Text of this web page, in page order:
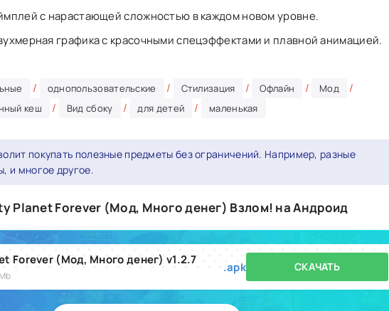
с нарастающей сложностью в каждом новом уровне.
графика с красочными спецэффектами и плавной анимацией.
/ однопользовательские / Стилизация / Офлайн / Мод /
кеш / Вид сбоку / для детей / маленькая
покупать полезные предметы без ограничений. Например, разные
и многое другое.
Planet Forever (Мод, Много денег) Взлом! на Андроид
Forever (Мод, Много денег) v1.2.7 .apk СКАЧАТЬ